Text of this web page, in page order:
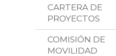
CARTERA DE
PROYECTOS
COMISIÓN DE
MOVILIDAD